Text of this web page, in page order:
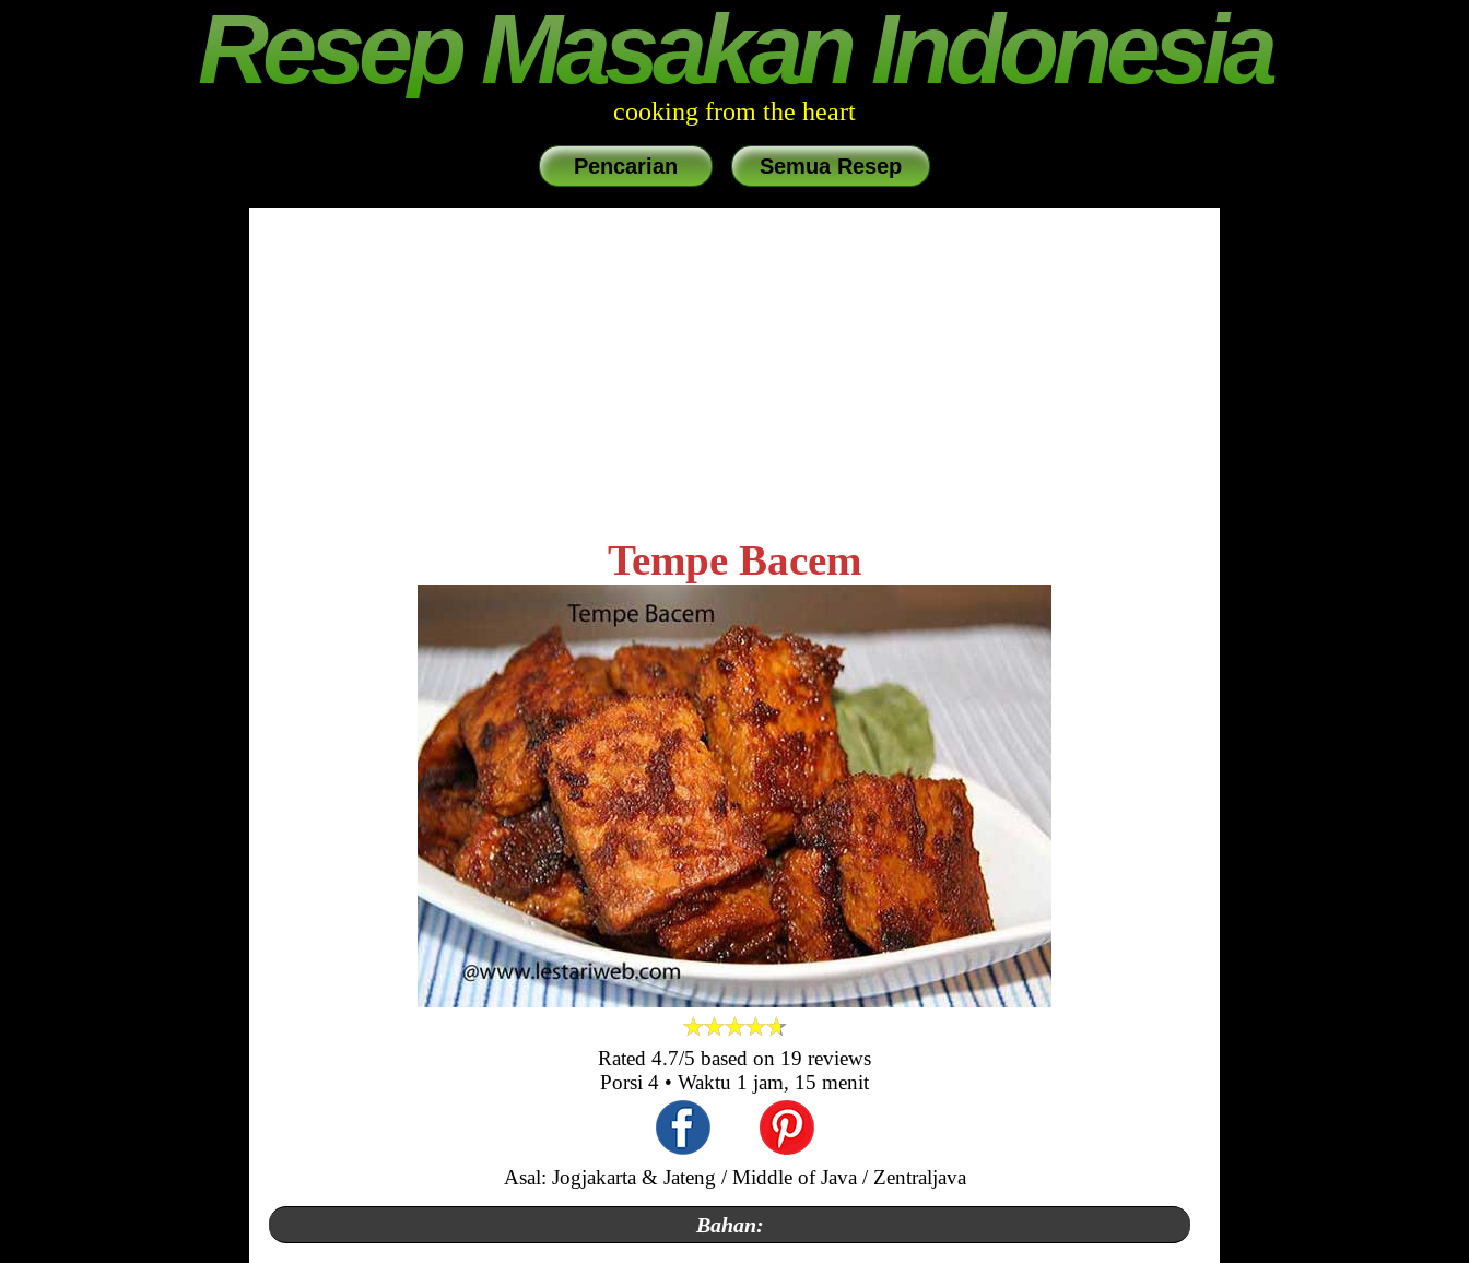
Resep Masakan Indonesia
cooking from the heart
Pencarian Semua Resep
Tempe Bacem
Rated 4.7/5 based on 19 reviews
Porsi 4 • Waktu 1 jam, 15 menit
Asal: Jogjakarta & Jateng / Middle of Java / Zentraljava
Bahan: